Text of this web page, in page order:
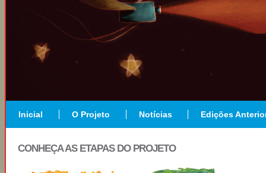
Inicial O Projeto Notícias Edições
CONHEÇA AS ETAPAS DO PROJETO